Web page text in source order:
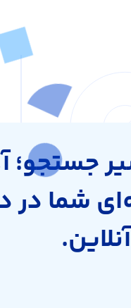
جستجو؛
شما در
آنلاین.